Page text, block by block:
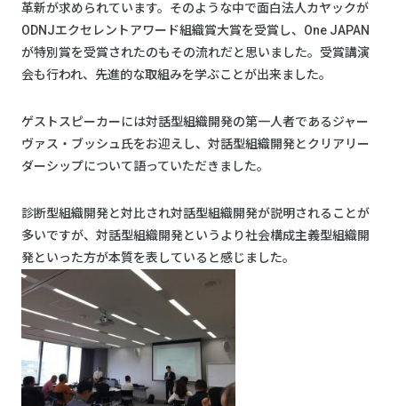
革新が求められています。そのような中で面白法人カヤックが
ODNJエクセレントアワード組織賞大賞を受賞し、One JAPAN
が特別賞を受賞されたのもその流れだと思いました。受賞講演
会も行われ、先進的な取組みを学ぶことが出来ました。
ゲストスピーカーには対話型組織開発の第一人者であるジャー
ヴァス・ブッシュ氏をお迎えし、対話型組織開発とクリアリー
ダーシップについて語っていただきました。
診断型組織開発と対比され対話型組織開発が説明されることが
多いですが、対話型組織開発というより社会構成主義型組織開
発といった方が本質を表していると感じました。